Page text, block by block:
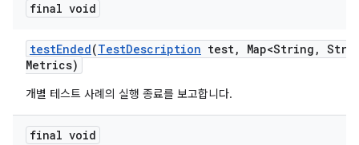
final void
testEnded(TestDescription test, Map<String ,
Metrics)
개별 테스트 사례의 실행 종료를 보고합니다.
final void